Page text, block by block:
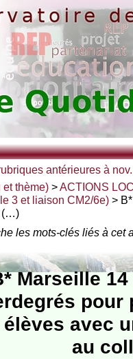
antérieures à
et thème)>ACTIONS
3 et liaison CM2/6e)> B*
(…)
les mots-clés liés à cet
Marseille
pour
élèves avec
au